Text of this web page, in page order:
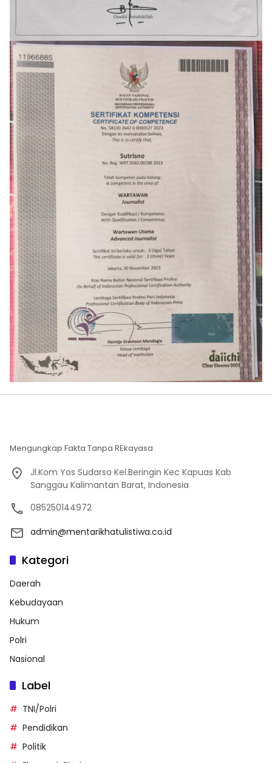
Mengungkap Fakta Tanpa REkayasa
Jl.Kom Yos Sudarso Kel.Beringin Kec Kapuas Kab
Sanggau Kalimantan Barat, Indonesia
085250144972
admin@mentarikhatulistiwa.co.id
Kategori
Daerah
Kebudayaan
Hukum
Polri
Nasional
Label
TNI/Polri
Pendidikan
Politik